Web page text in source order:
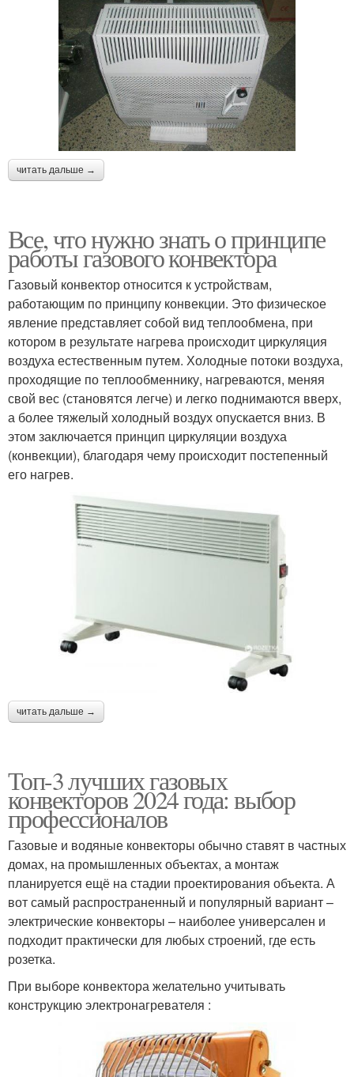
читать дальше →
Все, что нужно знать о принципе
работы газового конвектора
Газовый конвектор относится к устройствам,
работающим по принципу конвекции. Это физическое
явление представляет собой вид теплообмена, при
котором в результате нагрева происходит циркуляция
воздуха естественным путем. Холодные потоки воздуха,
проходящие по теплообменнику, нагреваются, меняя
свой вес (становятся легче) и легко поднимаются вверх,
а более тяжелый холодный воздух опускается вниз. В
этом заключается принцип циркуляции воздуха
(конвекции), благодаря чему происходит постепенный
его нагрев.
читать дальше →
Топ-3 лучших газовых
конвекторов 2024 года: выбор
профессионалов
Газовые и водяные конвекторы обычно ставят в частных
домах, на промышленных объектах, а монтаж
планируется ещё на стадии проектирования объекта. А
вот самый распространенный и популярный вариант –
электрические конвекторы – наиболее универсален и
подходит практически для любых строений, где есть
розетка.
При выборе конвектора желательно учитывать
конструкцию электронагревателя :